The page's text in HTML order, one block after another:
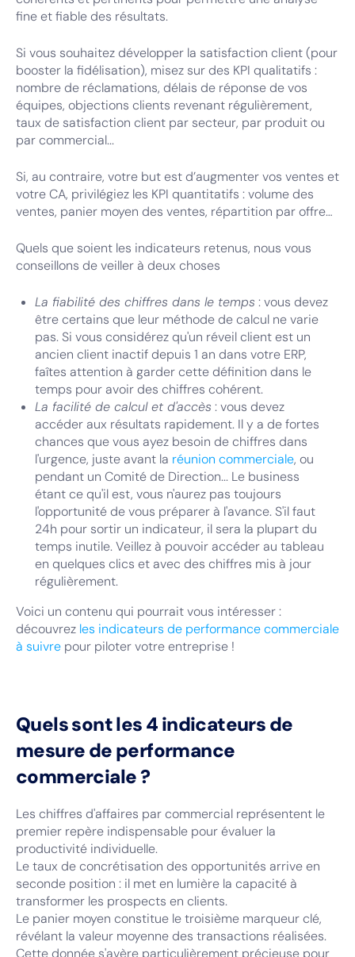
fine et fiable des résultats.
Si vous souhaitez développer la satisfaction client (pour
booster la fidélisation), misez sur des KPI qualitatifs :
nombre de réclamations, délais de réponse de vos
équipes, objections clients revenant régulièrement,
taux de satisfaction client par secteur, par produit ou
par commercial...
Si, au contraire, votre but est d’augmenter vos ventes et
votre CA, privilégiez les KPI quantitatifs : volume des
ventes, panier moyen des ventes, répartition par offre…
Quels que soient les indicateurs retenus, nous vous
conseillons de veiller à deux choses
La fiabilité des chiffres dans le temps : vous devez
être certains que leur méthode de calcul ne varie
pas. Si vous considérez qu'un réveil client est un
ancien client inactif depuis 1 an dans votre ERP,
faîtes attention à garder cette définition dans le
temps pour avoir des chiffres cohérent.
La facilité de calcul et d'accès : vous devez
accéder aux résultats rapidement. Il y a de fortes
chances que vous ayez besoin de chiffres dans
l'urgence, juste avant la réunion commerciale, ou
pendant un Comité de Direction... Le business
étant ce qu'il est, vous n'aurez pas toujours
l'opportunité de vous préparer à l'avance. S'il faut
24h pour sortir un indicateur, il sera la plupart du
temps inutile. Veillez à pouvoir accéder au tableau
en quelques clics et avec des chiffres mis à jour
régulièrement.
Voici un contenu qui pourrait vous intéresser :
découvrez les indicateurs de performance commerciale
à suivre pour piloter votre entreprise !
Quels sont les 4 indicateurs de
mesure de performance
commerciale ?
Les chiffres d'affaires par commercial représentent le
premier repère indispensable pour évaluer la
productivité individuelle.
Le taux de concrétisation des opportunités arrive en
seconde position : il met en lumière la capacité à
transformer les prospects en clients.
Le panier moyen constitue le troisième marqueur clé,
révélant la valeur moyenne des transactions réalisées.
Cette donnée s'avère particulièrement précieuse pour